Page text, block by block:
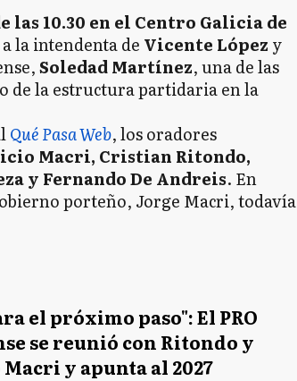
las 10.30 en el Centro Galicia de
la intendenta de Vicente López y
Soledad Martínez, una de las
de la estructura partidaria en la
Qué Pasa Web, los oradores
Macri, Cristian Ritondo,
y Fernando De Andreis. En
porteño, Jorge Macri, todavía
el próximo paso": El PRO
se reunió con Ritondo y
y apunta al 2027